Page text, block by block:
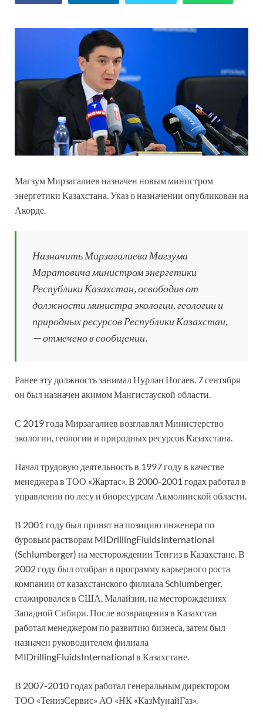
Магзум Мирзагалиев назначен новым министром
энергетики Казахстана. Указ о назначении опубликован на
Акорде.
Назначить Мирзагалиева Магзума
Маратовича министром энергетики
Республики Казахстан, освободив от
должности министра экологии, геологии и
природных ресурсов Республики Казахстан,
— отмечено в сообщении.
Ранее эту должность занимал Нурлан Ногаев. 7 сентября
он был назначен акимом Мангистауской области.
С 2019 года Мирзагалиев возглавлял Министерство
экологии, геологии и природных ресурсов Казахстана.
Начал трудовую деятельность в 1997 году в качестве
менеджера в ТОО «Жартас». В 2000-2001 годах работал в
управлении по лесу и биоресурсам Акмолинской области.
В 2001 году был принят на позицию инженера по
буровым растворам MIDrillingFluidsInternational
(Schlumberger) на месторождении Тенгиз в Казахстане. В
2002 году был отобран в программу карьерного роста
компании от казахстанского филиала Schlumberger,
стажировался в США, Малайзии, на месторождениях
Западной Сибири. После возвращения в Казахстан
работал менеджером по развитию бизнеса, затем был
назначен руководителем филиала
MIDrillingFluidsInternational в Казахстане.
В 2007-2010 годах работал генеральным директором
ТОО «ТенизСервис» АО «НК «КазМунайГаз».